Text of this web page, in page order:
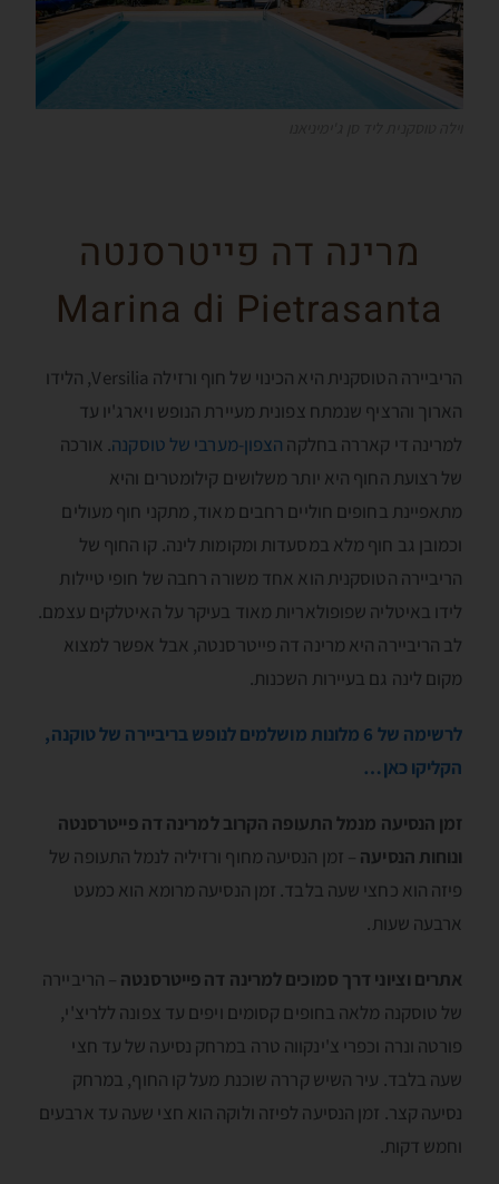
מרינה דה פייטרסנטה
Marina di Pietrasanta
הריביירה הטוסקנית היא הכינוי של חוף ורזילה Versilia, הלידו
הארוך והרציף שנמתח צפונית מעיירת הנופש ויארג'יו עד
למרינה די קאררה בחלקה הצפון-מערבי של טוסקנה. אורכה
של רצועת החוף היא יותר משלושים קילומטרים והיא
מתאפיינת בחופים חוליים רחבים מאוד, מתקני חוף מעולים
וכמובן גב חוף מלא במסעדות ומקומות לינה. קו החוף של
הריביירה הטוסקנית הוא אחד משורה רחבה של חופי טיילות
לידו באיטליה שפופולאריות מאוד בעיקר על האיטלקים עצמם.
לב הריביירה היא מרינה דה פייטרסנטה, אבל אפשר למצוא
מקום לינה גם בעיירות השכנות.
לרשימה של 6 מלונות מושלמים לנופש בריביירה של טוקנה,
הקליקו כאן…
זמן הנסיעה מנמל התעופה הקרוב למרינה דה פייטרסנטה
ונוחות הנסיעה – זמן הנסיעה מחוף ורזיליה לנמל התעופה של
פיזה הוא כחצי שעה בלבד. זמן הנסיעה מרומא הוא כמעט
ארבעה שעות.
אתרים וציוני דרך סמוכים למרינה דה פייטרסנטה – הריביירה
של טוסקנה מלאה בחופים קסומים ויפים עד צפונה ללריצ'י,
פורטה ונרה וכפרי צ'ינקווה טרה במרחק נסיעה של עד חצי
שעה בלבד. עיר השיש קררה שוכנת מעל קו החוף, במרחק
נסיעה קצר. זמן הנסיעה לפיזה ולוקה הוא חצי שעה עד ארבעים
וחמש דקות.